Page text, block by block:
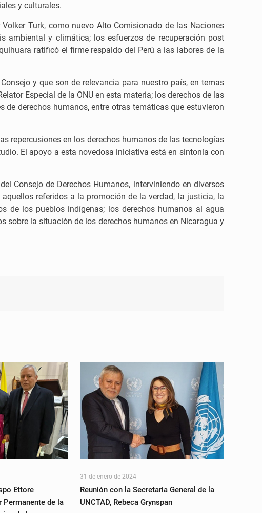
y culturales.
Turk, como nuevo Alto Comisionado de las Naciones
ambiental y climática; los esfuerzos de recuperación post
ratificó el firme respaldo del Perú a las labores de la
y que son de relevancia para nuestro país, en temas
Especial de la ONU en esta materia; los derechos de las
derechos humanos, entre otras temáticas que estuvieron
repercusiones en los derechos humanos de las tecnologías
El apoyo a esta novedosa iniciativa está en sintonía con
Consejo de Derechos Humanos, interviniendo en diversos
referidos a la promoción de la verdad, la justicia, la
de los pueblos indígenas; los derechos humanos al agua
sobre la situación de los derechos humanos en Nicaragua y
Ettore
Permanente de la
31 de enero de 2024
Reunión con la Secretaria General de la
UNCTAD, Rebeca Grynspan